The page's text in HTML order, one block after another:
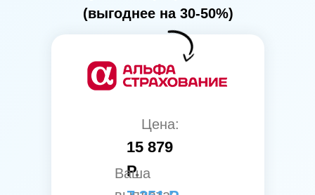
Цена:
15 879
Р.
Ваша
(выгоднее на 30-50%)